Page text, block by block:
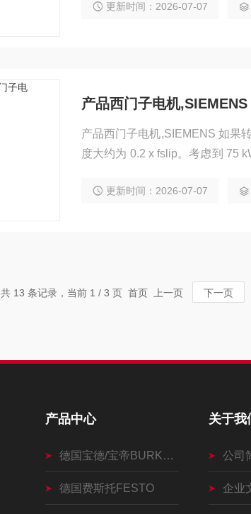
2 紧凑型电机 对需要以中等转动
更新时间：2026-07-07
产品西门子电机,SIEMENS
产品西门子电机,SIEMENS 如果
度大约为 0.2 x fslip。考虑到 75
制精度，即大约为 1%。
更新时间：2026-07-07
共 13 条记录，当前 1 / 3 页 首页 上一页 下一页
产品中心
德国宝德/宝帝BURKERT
德国费斯托FESTO
关于我
公司
企业